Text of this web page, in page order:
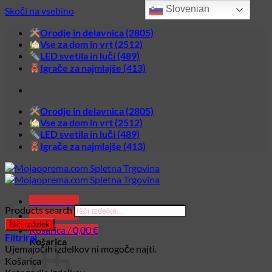
Skoči na vsebino
Orodje in delavnica (2805)
Vse za dom in vrt (2512)
LED svetila in luči (489)
Igrače za najmlajše (413)
Orodje in delavnica (2805)
Vse za dom in vrt (2512)
LED svetila in luči (489)
Igrače za najmlajše (413)
Glavni meni
Košarica /0,00€
Košarica
Products search
Išči izdelek
Filtriraj
Ujemajočih izdelkov ni mogoče najti.
Košarica
Slovenian